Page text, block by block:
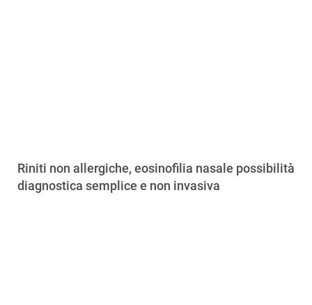
Riniti non allergiche, eosinofilia nasale possibilità
diagnostica semplice e non invasiva